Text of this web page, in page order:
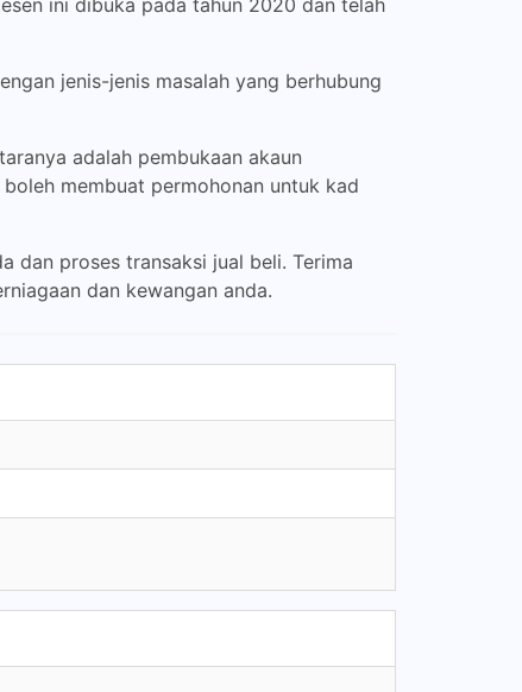
ini dibuka pada tahun 2020 dan telah
jenis-jenis masalah yang berhubung
adalah pembukaan akaun
membuat permohonan untuk kad
dan proses transaksi jual beli. Terima
dan kewangan anda.